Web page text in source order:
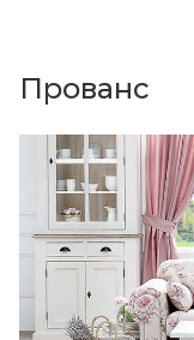
Прованс